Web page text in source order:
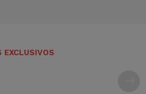
EXCLUSIVOS